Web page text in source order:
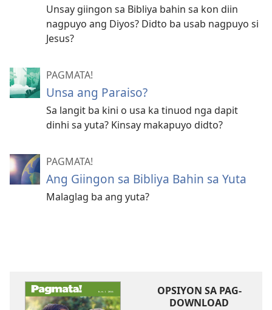
Unsay giingon sa Bibliya bahin sa kon diin
nagpuyo ang Diyos? Didto ba usab nagpuyo si
Jesus?
PAGMATA!
Unsa ang Paraiso?
Sa langit ba kini o usa ka tinuod nga dapit
dinhi sa yuta? Kinsay makapuyo didto?
PAGMATA!
Ang Giingon sa Bibliya Bahin sa Yuta
Malaglag ba ang yuta?
OPSIYON SA PAG-
DOWNLOAD